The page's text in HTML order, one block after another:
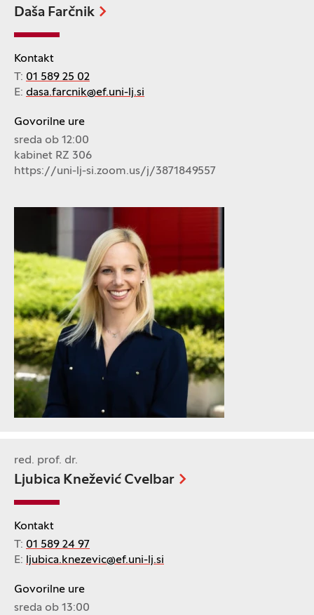
Daša Farčnik
Kontakt
T: 01 589 25 02
E: dasa.farcnik@ef.uni-lj.si
Govorilne ure
sreda ob 12:00
kabinet RZ 306
https://uni-lj-si.zoom.us/j/3871849557
red. prof. dr.
Ljubica Knežević Cvelbar
Kontakt
T: 01 589 24 97
E:
ljubica.knezevic@ef.uni-lj.si
Govorilne ure
sreda ob 13:00